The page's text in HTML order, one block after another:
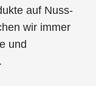
auf Nuss-
wir immer
und